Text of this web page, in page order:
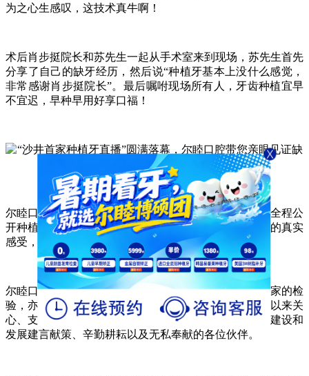
为之心生感叹，这技术真牛啊！
术后肖步挺院长和苏先生一起从手术室来到现场，苏先生首先
分享了自己的缺牙经历，然后说“种植牙基本上没什么感觉，
非常感谢肖步挺院长”。最后嘱咐现场所有人，牙齿种植宜早
不宜迟，早种早用好享口福！
尔睦口腔周年庆种植牙直播活动圆满落幕，不仅向大家全程公
开种植牙手术过程，并让大家细致完整地了解种牙前后的真实
感受，消除恐惧感和怕痛心理。
尔睦口腔对自身医资和技术的自信，敢于零距离接受大家的检
验，亦经得起现场考验，是品牌实力的象征，感谢长期以来关
心、支持和信任尔睦口腔的新老客户，感谢为尔睦口腔建设和
发展建言献策、辛勤耕耘以及无私奉献的各位伙伴。